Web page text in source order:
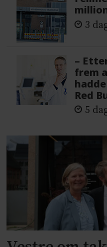
3
–
frem
Red
5